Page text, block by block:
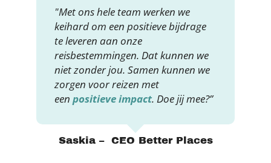
"Met ons hele team werken we
keihard om een positieve bijdrage
te leveren aan onze
reisbestemmingen. Dat kunnen we
niet zonder jou. Samen kunnen we
zorgen voor reizen met
een positieve impact. Doe jij mee?”
Saskia – CEO Better Places